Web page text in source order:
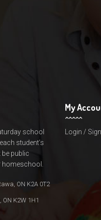
school
student’s
be public
ON K2A 0T2
K2W 1H1
My
Login /